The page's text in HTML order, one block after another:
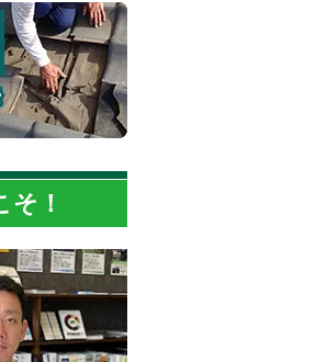
！